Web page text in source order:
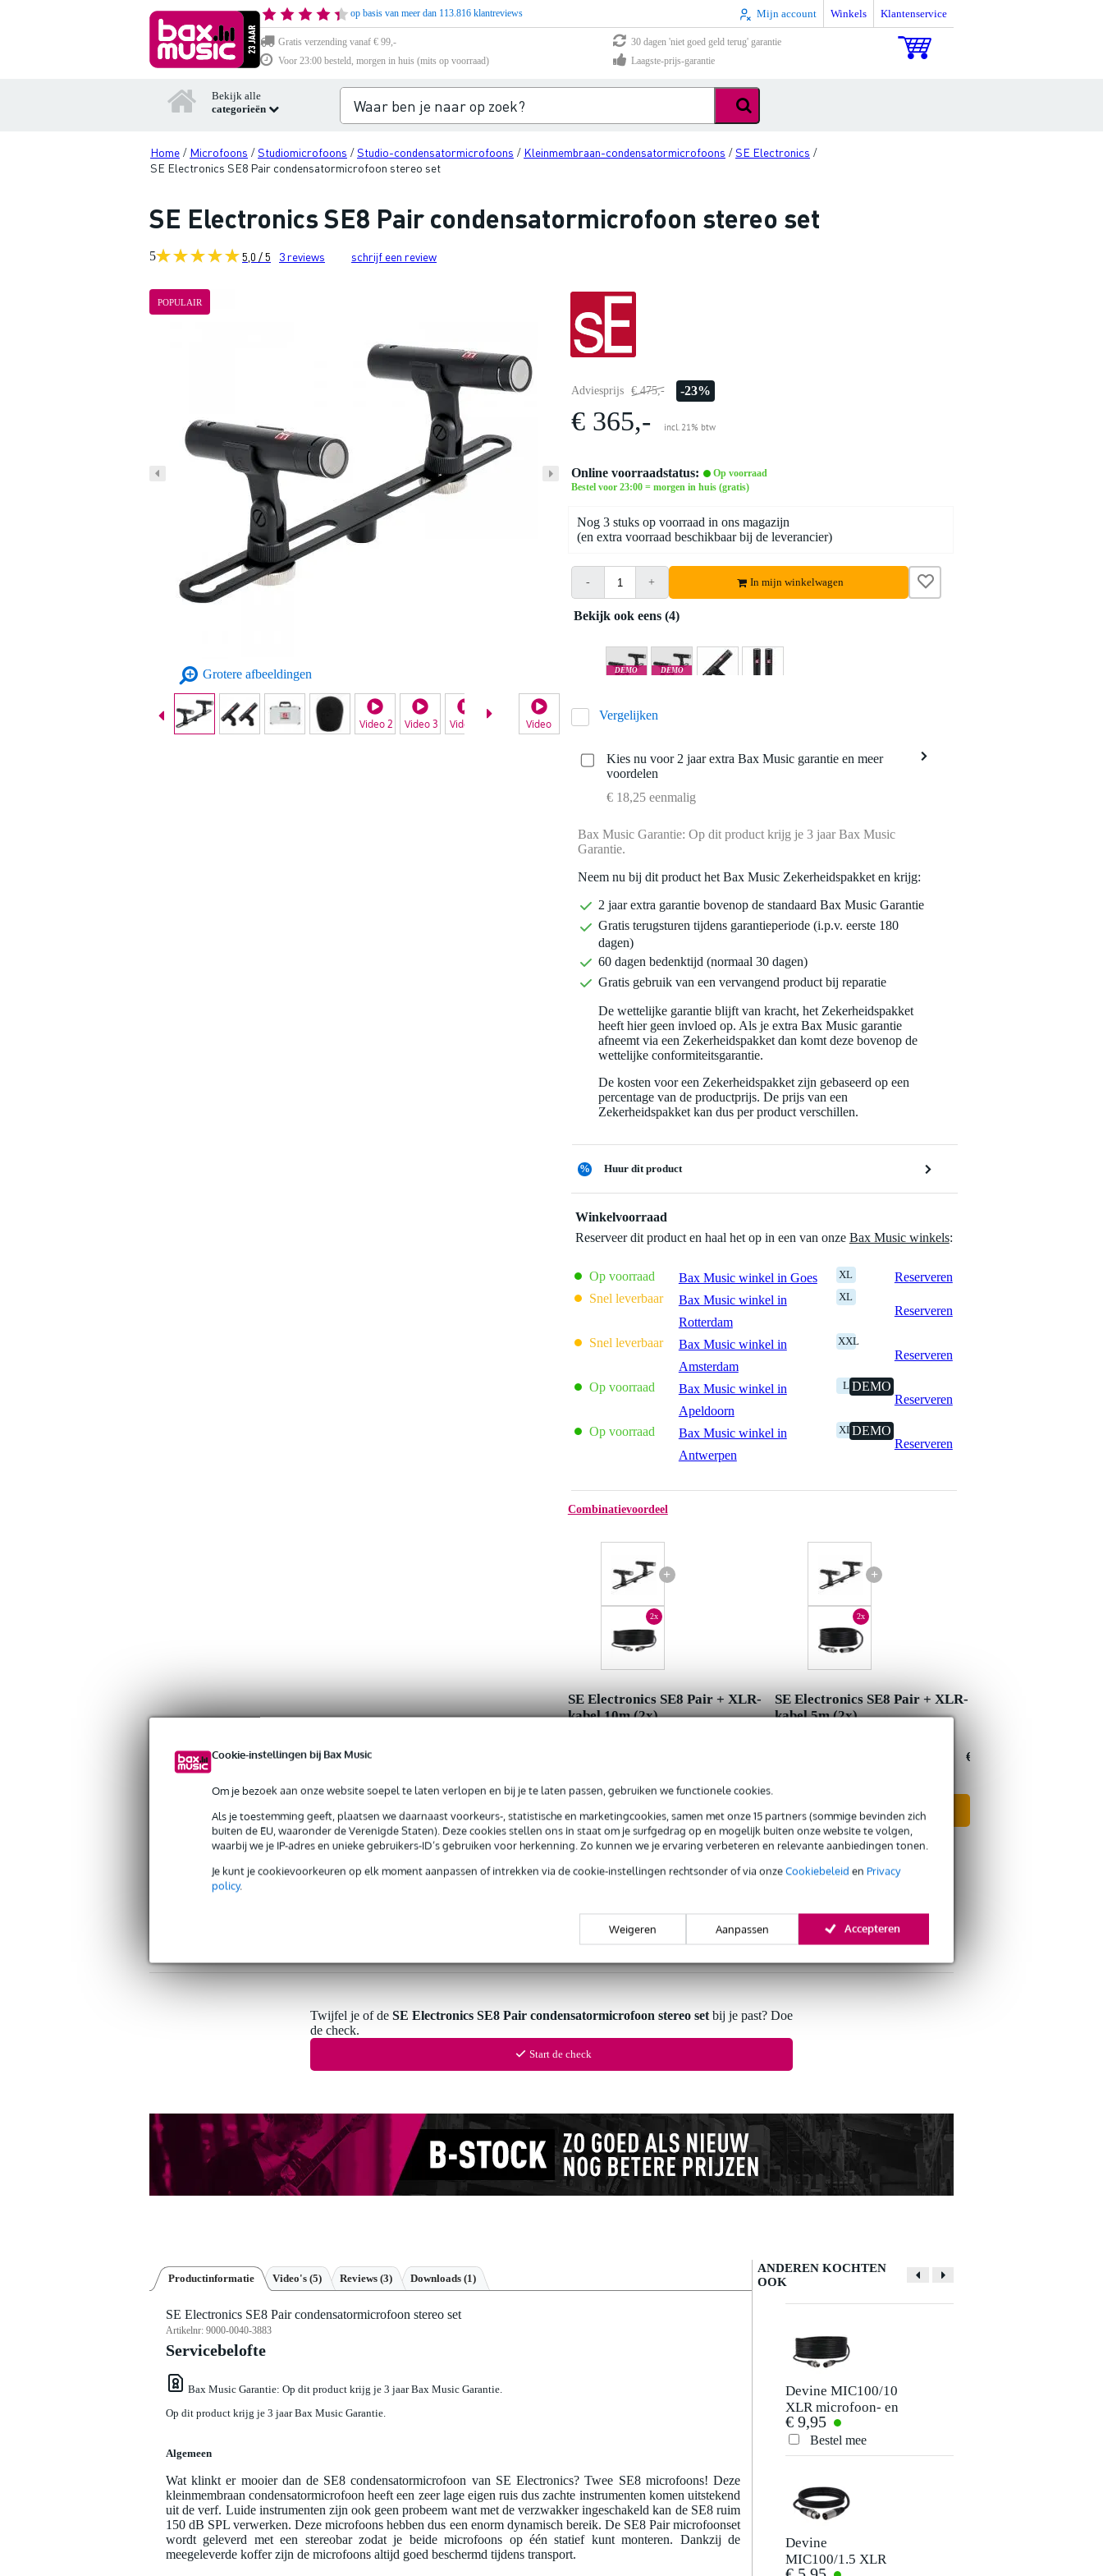
Cookie-instellingen bij Bax Music
Om je bezoek aan onze website soepel te laten verlopen en bij je te laten passen, gebruiken we functionele cookies.
Als je toestemming geeft, plaatsen we daarnaast voorkeurs-, statistische en marketingcookies, samen met onze 15 partners (sommige bevinden zich
buiten de EU, waaronder de Verenigde Staten). Deze cookies stellen ons in staat om je surfgedrag op en mogelijk buiten onze website te volgen,
waarbij we je IP-adres en unieke gebruikers-ID’s gebruiken voor herkenning. Zo kunnen we je ervaring verbeteren en relevante aanbiedingen tonen.
Je kunt je cookievoorkeuren op elk moment aanpassen of intrekken via de cookie-instellingen rechtsonder of via onzeCookiebeleid en Privacy
policy.
Weigeren Aanpassen Accepteren
op basis van meer dan 113.816 klantreviews Mijn account Winkels Klantenservice
Gratis verzending vanaf € 99,-
30 dagen 'niet goed geld terug' garantie
Voor 23:00 besteld, morgen in huis (mits op voorraad)
Laagste-prijs-garantie
Bekijk alle
categorieën
Home / Microfoons /Studiomicrofoons /Studio-condensatormicrofoons / Kleinmembraan-condensatormicrofoons /SE Electronics /
SE Electronics SE8 Pair condensatormicrofoon stereo set
SE Electronics SE8 Pair condensatormicrofoon stereo set
5 5,0 / 5 3reviews schrijf een review
POPULAIR
Grotere afbeeldingen
Video
Video 2 Video 3 Video 4 Video 5
Adviesprijs € 475,- -23%
€ 365,- incl. 21% btw
Online voorraadstatus:
Op voorraad
Bestel voor 23:00 = morgen in huis (gratis)
Nog 3 stuks op voorraad in ons magazijn
(en extra voorraad beschikbaar bij de leverancier)
- + In mijn winkelwagen
Bekijk ook eens (4)
DEMO
DEMO
Vergelijken
Kies nu voor 2 jaar extra Bax Music garantie en meer
voordelen
€ 18,25 eenmalig
Bax Music Garantie: Op dit product krijg je 3 jaar Bax Music
Garantie.
Neem nu bij dit product het Bax Music Zekerheidspakket en krijg:
2 jaar extra garantie bovenop de standaard Bax Music Garantie
Gratis terugsturen tijdens garantieperiode (i.p.v. eerste 180
dagen)
60 dagen bedenktijd (normaal 30 dagen)
Gratis gebruik van een vervangend product bij reparatie
De wettelijke garantie blijft van kracht, het Zekerheidspakket
heeft hier geen invloed op. Als je extra Bax Music garantie
afneemt via een Zekerheidspakket dan komt deze bovenop de
wettelijke conformiteitsgarantie.
De kosten voor een Zekerheidspakket zijn gebaseerd op een
percentage van de productprijs. De prijs van een
Zekerheidspakket kan dus per product verschillen.
% Huur dit product
Winkelvoorraad
Reserveer dit product en haal het op in een van onze Bax Music winkels:
Op voorraad Bax Music winkel in Goes XL
Reserveren
Snel leverbaar
Bax Music winkel in
Rotterdam
XL
Reserveren
Snel leverbaar
Bax Music winkel in
Amsterdam
XXL
Reserveren
Op voorraad
Bax Music winkel in
Apeldoorn
L DEMO
Reserveren
Op voorraad
Bax Music winkel in
Antwerpen
XLDEMO
Reserveren
Combinatievoordeel
+
2x
SE Electronics SE8 Pair + XLR-
kabel 10m (2x)
In mijn winkelwagen
+
2x
SE Electronics SE8 Pair + XLR-
kabel 5m (2x)
€ 382,-
In mijn winkelwagen
Productinformatie
3 jaar Bax Music garantie
Gratis retourneren
Gratis CO2-neutrale verzending
Twijfel je of de SE Electronics SE8 Pair condensatormicrofoon stereo set bij je past? Doe
de check.
Start de check
Productinformatie Video's (5) Reviews (3) Downloads (1)
SE Electronics SE8 Pair condensatormicrofoon stereo set
Artikelnr: 9000-0040-3883
Servicebelofte
Bax Music Garantie: Op dit product krijg je 3 jaar Bax Music Garantie.
Op dit product krijg je 3 jaar Bax Music Garantie.
Algemeen
Wat klinkt er mooier dan de SE8 condensatormicrofoon van SE Electronics? Twee SE8 microfoons! Deze
kleinmembraan condensatormicrofoon heeft een zeer lage eigen ruis dus zachte instrumenten komen uitstekend
uit de verf. Luide instrumenten zijn ook geen probeem want met de verzwakker ingeschakeld kan de SE8 ruim
150 dB SPL verwerken. Deze microfoons hebben dus een enorm dynamisch bereik. De SE8 Pair microfoonset
wordt geleverd met een stereobar zodat je beide microfoons op één statief kunt monteren. Dankzij de
meegeleverde koffer zijn de microfoons altijd goed beschermd tijdens transport.
ANDEREN KOCHTEN
OOK
Devine MIC100/10
XLR microfoon- en
signaalkabel 10
meter
€ 9,95
Bestel mee
Devine
MIC100/1.5 XLR